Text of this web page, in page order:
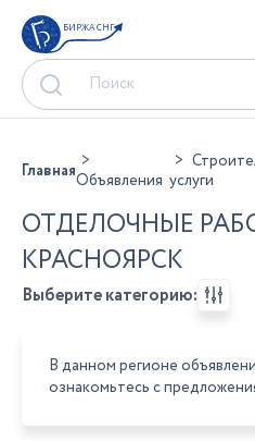
БИРЖА СНГ
ГлавнаяОбъявления услуги
ОТДЕЛОЧНЫЕ
КРАСНОЯРСК
Выберите категорию:
В данном регионе
ознакомьтесь с